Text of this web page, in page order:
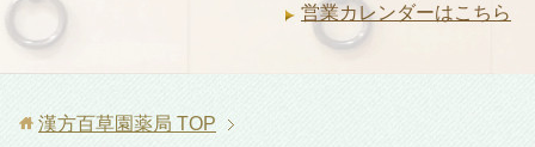
営業カレンダーはこちら
漢方百草園薬局 TOP